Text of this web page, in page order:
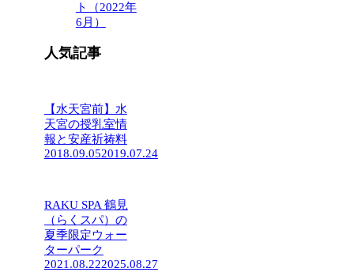
ト（2022年
6月）
人気記事
【水天宮前】水
天宮の授乳室情
報と安産祈祷料
2018.09.052019.07.24
RAKU SPA 鶴見
（らくスパ）の
夏季限定ウォー
ターパーク
2021.08.222025.08.27